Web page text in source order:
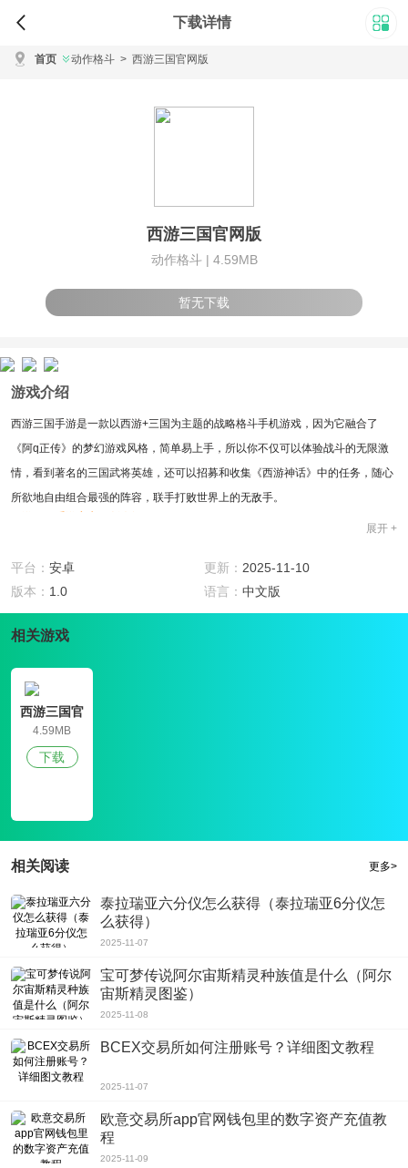
下载详情
首页 动作格斗 > 西游三国官网版
西游三国官网版
动作格斗 | 4.59MB
暂无下载
游戏介绍
西游三国手游是一款以西游+三国为主题的战略格斗手机游戏，因为它融合了
《阿q正传》的梦幻游戏风格，简单易上手，所以你不仅可以体验战斗的无限激
情，看到著名的三国武将英雄，还可以招募和收集《西游神话》中的任务，随心
所欲地自由组合最强的阵容，联手打败世界上的无敌手。
西游三国手游官方正版累计登录共可接收数百万锭，增长基金8888元宝投资可获
得10倍的回扣，投资2W锭，8天内获得巨大收益，免费接收v1-V8礼包，免费赠
送道具和元宝，查看游戏福利大厅可以获得更多令人兴奋的福利！
1、西游+三国相融合。
西游三国手游官方正版特色
1、打破传统束缚，将传奇《神话西游记》与三国故事相融合；
2、给玩家带来光明的体验，场景非常精彩；
西游三国手游官方正版评测
展开 +
平台： 安卓 更新： 2025-11-10
版本： 1.0 语言： 中文版
相关游戏
西游三国官
网版
4.59MB
下载
相关阅读 更多>
泰拉瑞亚六分仪怎么获得（泰拉瑞亚6分仪怎
么获得）
2025-11-07
宝可梦传说阿尔宙斯精灵种族值是什么（阿尔
宙斯精灵图鉴）
2025-11-08
BCEX交易所如何注册账号？详细图文教程
2025-11-07
欧意交易所app官网钱包里的数字资产充值教
程
2025-11-09